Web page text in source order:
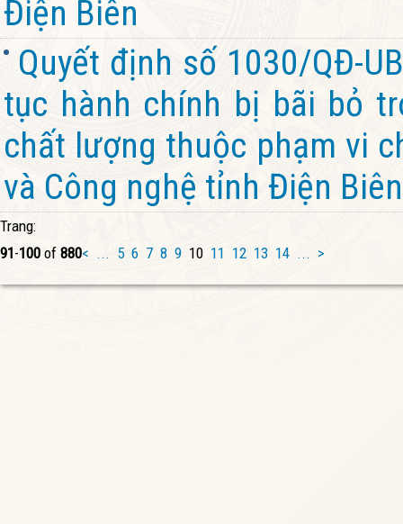
Điện Biên
Quyết định số 1030/QĐ-
tục hành chính bị bãi bỏ
chất lượng thuộc phạm vi
và Công nghệ tỉnh Điện Biên
Trang:
91-100 of 880< ... 5 6 7 8 9 10 11 12 13 14 ... >